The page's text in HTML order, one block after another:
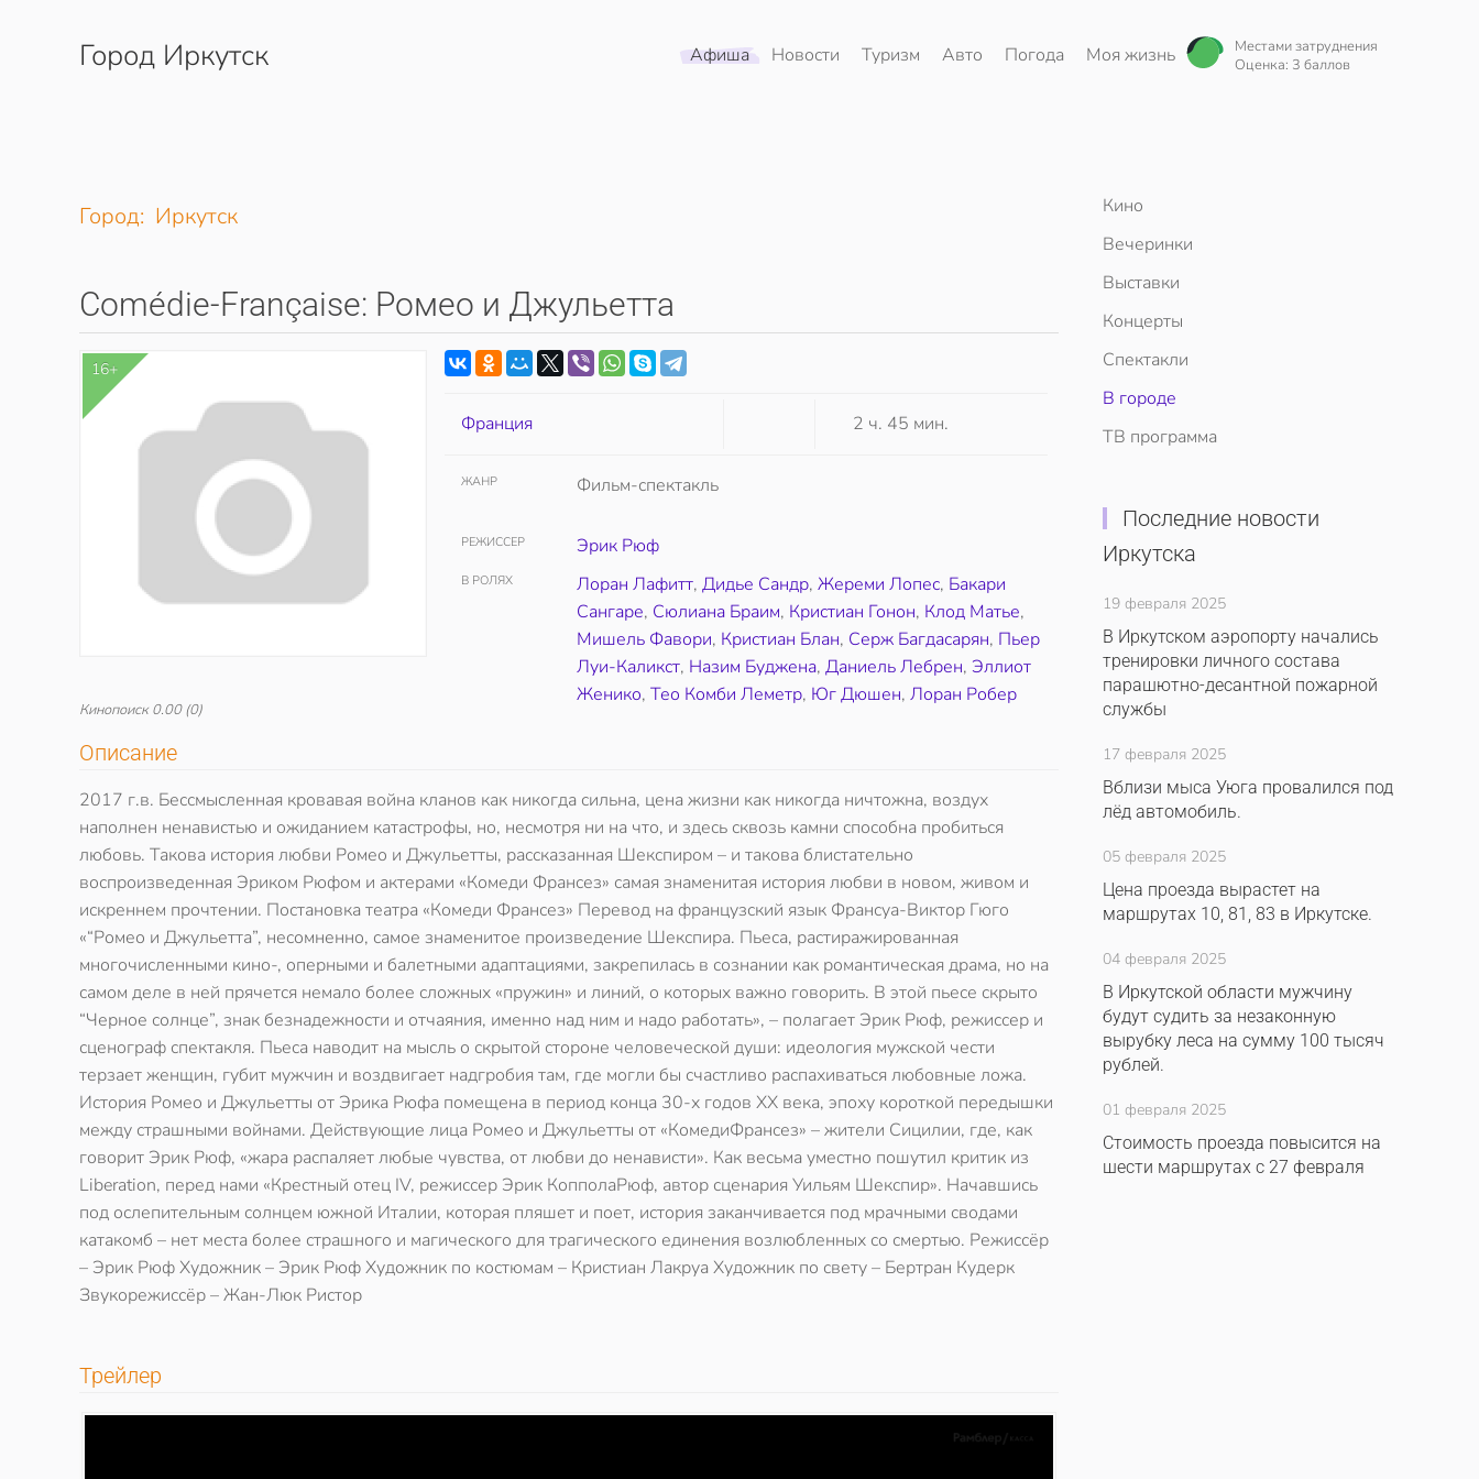
Перейти к содержимому
Город Иркутск Афиша Новости Туризм Авто Погода Моя жизнь
Местами затруднения
Оценка: 3 баллов
Город: Иркутск
Comédie-Française: Ромео и Джульетта
16+
Кинопоиск 0.00(0)
Франция 2 ч. 45 мин.
ЖАНР Фильм-спектакль
РЕЖИССЕР Эрик Рюф
В РОЛЯХ Лоран Лафитт,Дидье Сандр,Жереми Лопес, Бакари
Сангаре, Сюлиана Браим, Кристиан Гонон, Клод Матье,
Мишель Фавори, Кристиан Блан, Серж Багдасарян, Пьер
Луи-Каликст, Назим Буджена,Даниель Лебрен,Эллиот
Женико,Тео Комби Леметр, Юг Дюшен,Лоран Робер
Описание
2017 г.в. Бессмысленная кровавая война кланов как никогда сильна, цена жизни как никогда ничтожна, воздух
наполнен ненавистью и ожиданием катастрофы, но, несмотря ни на что, и здесь сквозь камни способна пробиться
любовь. Такова история любви Ромео и Джульетты, рассказанная Шекспиром – и такова блистательно
воспроизведенная Эриком Рюфом и актерами «Комеди Франсез» самая знаменитая история любви в новом, живом и
искреннем прочтении. Постановка театра «Комеди Франсез» Перевод на французский язык Франсуа-Виктор Гюго
«“Ромео и Джульетта”, несомненно, самое знаменитое произведение Шекспира. Пьеса, растиражированная
многочисленными кино-, оперными и балетными адаптациями, закрепилась в сознании как романтическая драма, но на
самом деле в ней прячется немало более сложных «пружин» и линий, о которых важно говорить. В этой пьесе скрыто
“Черное солнце”, знак безнадежности и отчаяния, именно над ним и надо работать», – полагает Эрик Рюф, режиссер и
сценограф спектакля. Пьеса наводит на мысль о скрытой стороне человеческой души: идеология мужской чести
терзает женщин, губит мужчин и воздвигает надгробия там, где могли бы счастливо распахиваться любовные ложа.
История Ромео и Джульетты от Эрика Рюфа помещена в период конца 30-х годов ХХ века, эпоху короткой передышки
между страшными войнами. Действующие лица Ромео и Джульетты от «КомедиФрансез» – жители Сицилии, где, как
говорит Эрик Рюф, «жара распаляет любые чувства, от любви до ненависти». Как весьма уместно пошутил критик из
Liberation, перед нами «Крестный отец IV, режиссер Эрик КопполаРюф, автор сценария Уильям Шекспир». Начавшись
под ослепительным солнцем южной Италии, которая пляшет и поет, история заканчивается под мрачными сводами
катакомб – нет места более страшного и магического для трагического единения возлюбленных со смертью. Режиссёр
– Эрик Рюф Художник – Эрик Рюф Художник по костюмам – Кристиан Лакруа Художник по свету – Бертран Кудерк
Звукорежиссёр – Жан-Люк Ристор
Трейлер
Кино
Вечеринки
Выставки
Концерты
Спектакли
В городе
ТВ программа
Последние новости
Иркутска
19 февраля 2025
В Иркутском аэропорту начались
тренировки личного состава
парашютно-десантной пожарной
службы
17 февраля 2025
Вблизи мыса Уюга провалился под
лёд автомобиль.
05 февраля 2025
Цена проезда вырастет на
маршрутах 10, 81, 83 в Иркутске.
04 февраля 2025
В Иркутской области мужчину
будут судить за незаконную
вырубку леса на сумму 100 тысяч
рублей.
01 февраля 2025
Стоимость проезда повысится на
шести маршрутах с 27 февраля